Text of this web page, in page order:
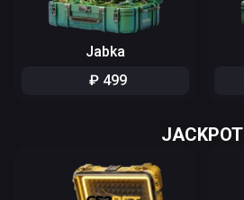
Jabka
₽ 499
JACKPOT